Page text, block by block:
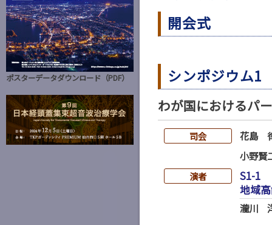
ポスターデータダウンロード（PDF）
開会式
シンポジウム1
わが国におけるパ
司会
花島
小野賢
演者
S1-1
地域
瀧川